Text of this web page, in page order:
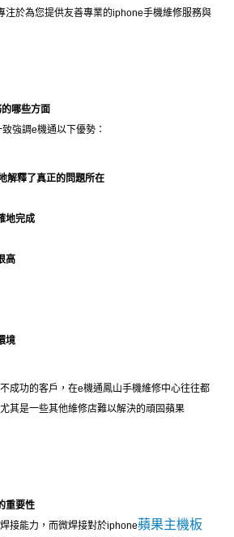
注於為您提供友善專業的iphone手機維修服務與
哪些方面
強調e機通以下優勢：
解釋了真正的問題所在
地完成
高
境
成功的客戶，在e機通鳳山手機維修中心往往都
其是一些其他維修店難以解決的頑固蘋果
重要性
接能力，而微焊接對於iphone蘋果主機板